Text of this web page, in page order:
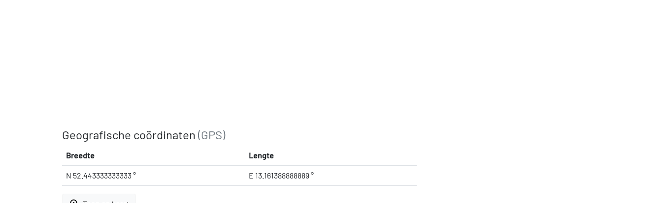
Geografische coördinaten (GPS)
Breedte Lengte
N 52.443333333333 ° E 13.161388888889 °